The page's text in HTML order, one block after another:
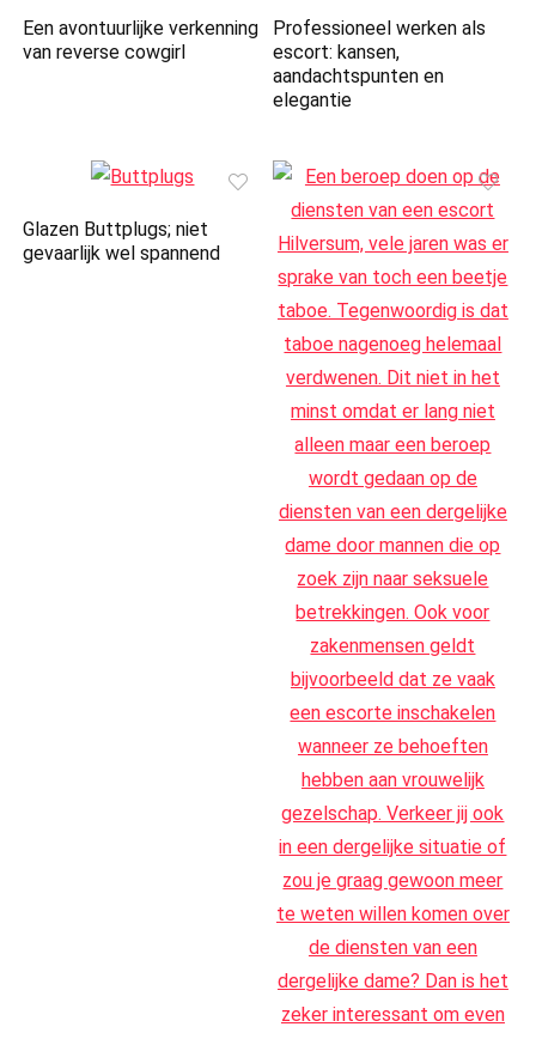
Een avontuurlijke verkenning
van reverse cowgirl
Professioneel werken als
escort: kansen,
aandachtspunten en
elegantie
Glazen Buttplugs; niet
gevaarlijk wel spannend